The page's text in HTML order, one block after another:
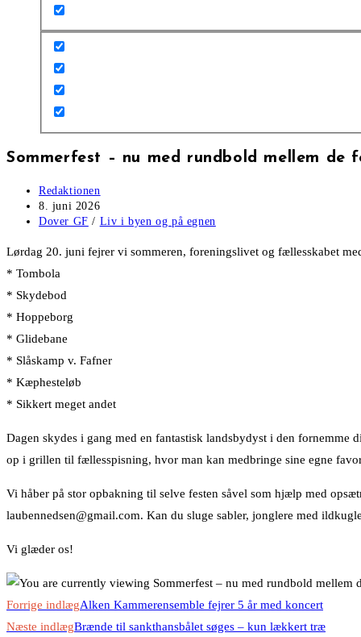
Sommerfest – nu med rundbold mellem de
Post
author:
Redaktionen
Post
published:
8. juni 2026
Post
Dover GF / Liv i byen og på egnen
Lørdag 20. juni fejrer vi sommeren, foreningslivet og fællesskabet
* Tombola
* Skydebod
* Hoppeborg
* Glidebane
* Slåskamp v. Fafner
* Kæphesteløb
* Sikkert meget andet
Dagen skydes i gang med en fantastisk landsbydyst i den
op i grillen til fællesspisning, hvor man kan medbringe sine egne
Vi håber på stor opbakning til selve festen såvel som hjælp med
laubennedsen@gmail.com. Kan du sluge sabler, jonglere med
Vi glæder os!
Read
more
Forrige indlægAlken Kammerensemble fejrer 5 år med koncert
Næste indlægBrænde til sankthansbålet søges – kun lækkert træ